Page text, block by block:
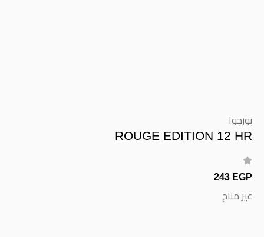
بورجوا
ROUGE EDITION 12 HR
243 EGP
غير متاح